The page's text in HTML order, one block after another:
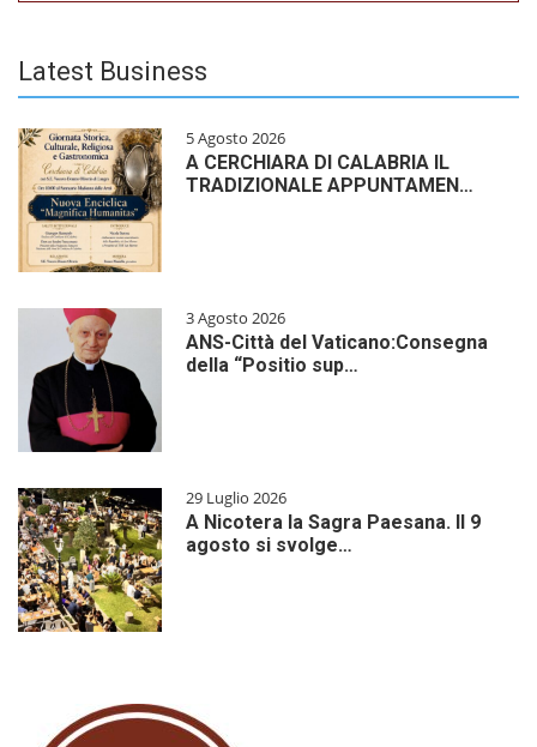
Latest Business
5 Agosto 2026
A CERCHIARA DI CALABRIA IL
TRADIZIONALE APPUNTAMEN…
3 Agosto 2026
ANS-Città del Vaticano:Consegna
della “Positio sup…
29 Luglio 2026
A Nicotera la Sagra Paesana. Il 9
agosto si svolge…